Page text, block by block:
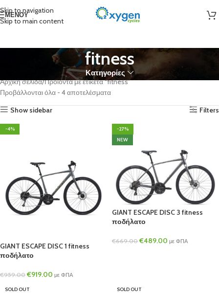
Skip to navigation
Skip to main content
ΜΕΝΟΎ
fitness
Κατηγορίες
Αρχική σελίδα Προϊόντα με ετικέτα “fitness”
Προβάλλονται όλα - 4 αποτελέσματα
Show sidebar Filters
-4%
GIANT ESCAPE DISC 1 fitness
ποδήλατο
€959.00 €919.00 με ΦΠΑ
-27%
NEW
GIANT ESCAPE DISC 3 fitness
ποδήλατο
€669.00 €489.00 με ΦΠΑ
SOLD OUT SOLD OUT